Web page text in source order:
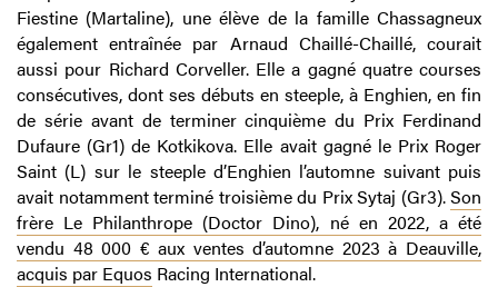
Fiestine (Martaline), une élève de la famille Chassagneux
également entraînée par Arnaud Chaillé-Chaillé, courait
aussi pour Richard Corveller. Elle a gagné quatre courses
consécutives, dont ses débuts en steeple, à Enghien, en fin
de série avant de terminer cinquième du Prix Ferdinand
Dufaure (Gr1) de Kotkikova. Elle avait gagné le Prix Roger
Saint (L) sur le steeple d’Enghien l’automne suivant puis
avait notamment terminé troisième du Prix Sytaj (Gr3).Son
frère Le Philanthrope (Doctor Dino), né en 2022, a été
vendu 48 000 € aux ventes d’automne 2023 à Deauville,
acquis par Equos Racing International.